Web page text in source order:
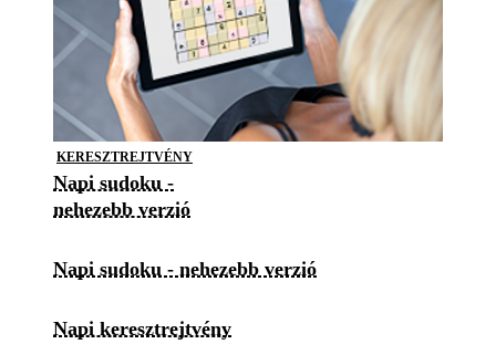
KERESZTREJTVÉNY
Napi sudoku -
nehezebb verzió
Napi sudoku - nehezebb verzió
Napi keresztrejtvény